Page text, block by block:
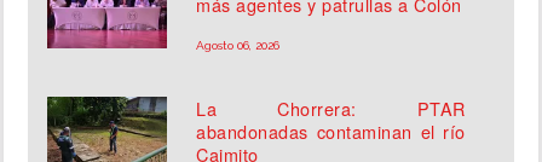
Agosto 06, 2026
La Chorrera: PTAR
abandonadas contaminan el río
Caimito